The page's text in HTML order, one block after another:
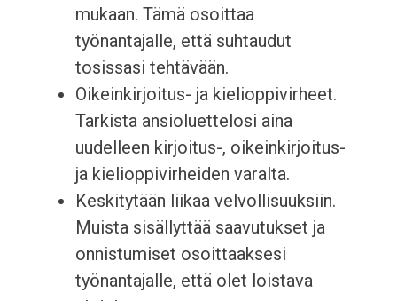
mukaan. Tämä osoittaa
työnantajalle, että suhtaudut
tosissasi tehtävään.
Oikeinkirjoitus- ja kielioppivirheet.
Tarkista ansioluettelosi aina
uudelleen kirjoitus-, oikeinkirjoitus-
ja kielioppivirheiden varalta.
Keskitytään liikaa velvollisuuksiin.
Muista sisällyttää saavutukset ja
onnistumiset osoittaaksesi
työnantajalle, että olet loistava